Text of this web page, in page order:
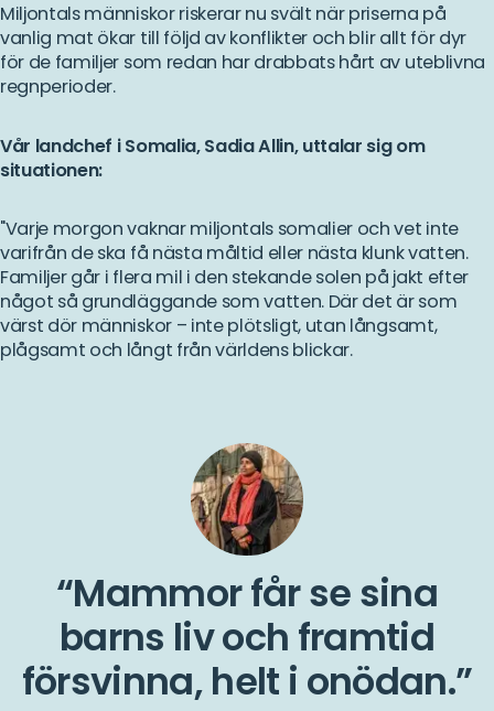
Miljontals människor riskerar nu svält när priserna på
vanlig mat ökar till följd av konflikter och blir allt för dyr
för de familjer som redan har drabbats hårt av uteblivna
regnperioder.
Vår landchef i Somalia, Sadia Allin, uttalar sig om
situationen:
"Varje morgon vaknar miljontals somalier och vet inte
varifrån de ska få nästa måltid eller nästa klunk vatten.
Familjer går i flera mil i den stekande solen på jakt efter
något så grundläggande som vatten. Där det är som
värst dör människor – inte plötsligt, utan långsamt,
plågsamt och långt från världens blickar.
Mammor får se sina
barns liv och framtid
försvinna, helt i onödan.